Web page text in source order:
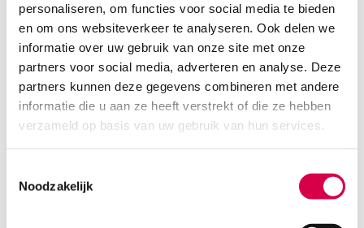
personaliseren, om functies voor social media te bieden
en om ons websiteverkeer te analyseren. Ook delen we
informatie over uw gebruik van onze site met onze
partners voor social media, adverteren en analyse. Deze
partners kunnen deze gegevens combineren met andere
informatie die u aan ze heeft verstrekt of die ze hebben
verzameld op basis van uw gebruik van hun services.
Noodzakelijk
Parker Aquasonic 100 ultrasoundgel, 250ml,
blauw (1)
PARKER LABORATORIES
1 stuk, blauw, onsteriel
4.49